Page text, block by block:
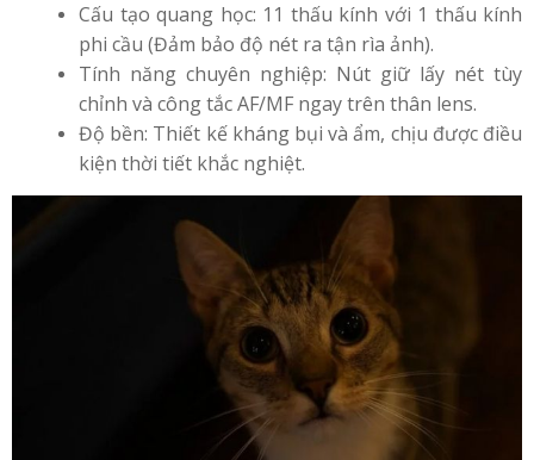
Cấu tạo quang học: 11 thấu kính với 1 thấu kính
phi cầu (Đảm bảo độ nét ra tận rìa ảnh).
Tính năng chuyên nghiệp: Nút giữ lấy nét tùy
chỉnh và công tắc AF/MF ngay trên thân lens.
Độ bền: Thiết kế kháng bụi và ẩm, chịu được điều
kiện thời tiết khắc nghiệt.